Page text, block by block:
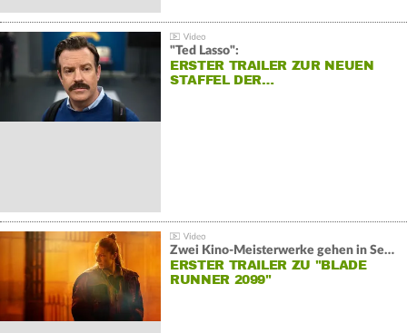
"Ted Lasso":
ERSTER TRAILER ZUR NEUEN
STAFFEL DER…
Zwei Kino-Meisterwerke gehen in Serie:
ERSTER TRAILER ZU "BLADE
RUNNER 2099"